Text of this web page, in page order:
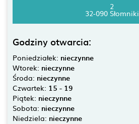
2
32-090 Słomniki
Godziny otwarcia:
Poniedziałek: nieczynne
Wtorek: nieczynne
Środa: nieczynne
Czwartek: 15 - 19
Piątek: nieczynne
Sobota: nieczynne
Niedziela: nieczynne